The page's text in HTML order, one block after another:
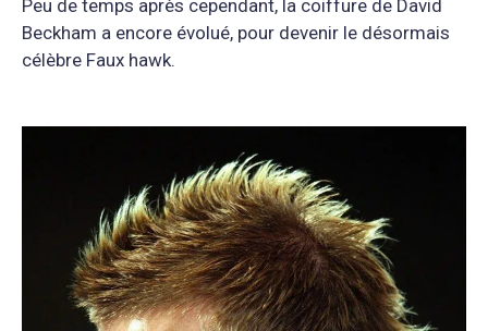
Peu de temps après cependant, la coiffure de David
Beckham a encore évolué, pour devenir le désormais
célèbre Faux hawk.